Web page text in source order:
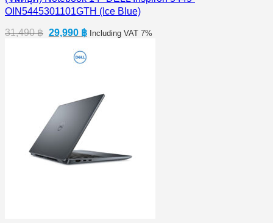
OIN5445301101GTH (Ice Blue)
31,490฿ Original
31,490 ฿.
29,990 ฿Current
is:
Including VAT 7%